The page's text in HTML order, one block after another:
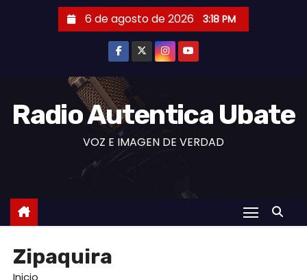
6 de agosto de 2026 3:18 PM
Radio Autentica Ubate
VOZ E IMAGEN DE VERDAD
Zipaquira
Inicio